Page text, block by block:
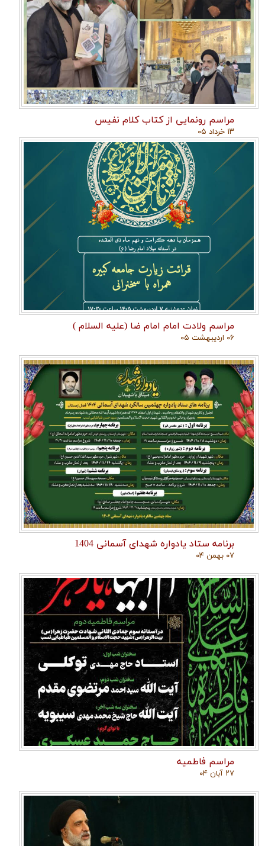
مراسم رونمایی از کتاب کلام نفیس
۱۳ خرداد ۰۵
مراسم ولادت امام امام ضا (علیه السلام )
۰۶ اردیبهشت ۰۵
برنامه ستاد یادواره شهدای آسمانی 1404
۰۷ بهمن ۰۴
مراسم فاطمیه
۲۷ آبان ۰۴